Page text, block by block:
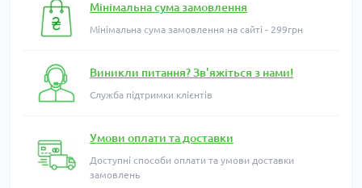
Мінімальна сума замовлення
Мінімальна сума замовлення на сайті - 299грн
Виникли питання? Зв'яжіться з нами!
Служба підтримки клієнтів
Умови оплати та доставки
Доступні способи оплати та умови доставки
замовлень